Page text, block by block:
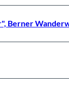
Berner